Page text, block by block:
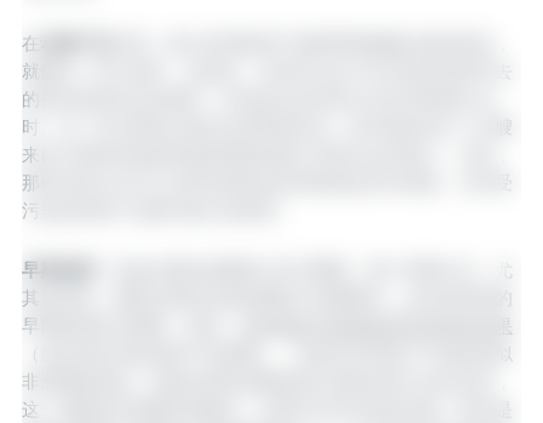
‍在
就像在一些大城市、加油站、休息区以及卡车司机和游客常去
的类似场所发生的那样，特别是当这些地方也常有野猪出没
时。在一些主要港口附近也有野猪活动，每年都有成千上万艘
来自中国和其他疫情感染国家的船只停靠在这些港口。当然，
那些仍然允许员工自带自制食品的养猪场也存在风险。任何受
污染的肉类产品都可能引发疫情。
早期检测：
具备足够的诊断能力至关重要。整个养猪行业，尤
其是兽医，都明白拥有足够诊断能力的重要性，这对该疾病的
早期检测至关重要。然而，
（如农场关闭或采取严厉措施），导致许多养殖户不报告疑似
非洲猪瘟病例。若能在获取诊断检测方面提供更大的灵活性，
这一难题或许能够得到解决。在野外也存在类似问题，野外是